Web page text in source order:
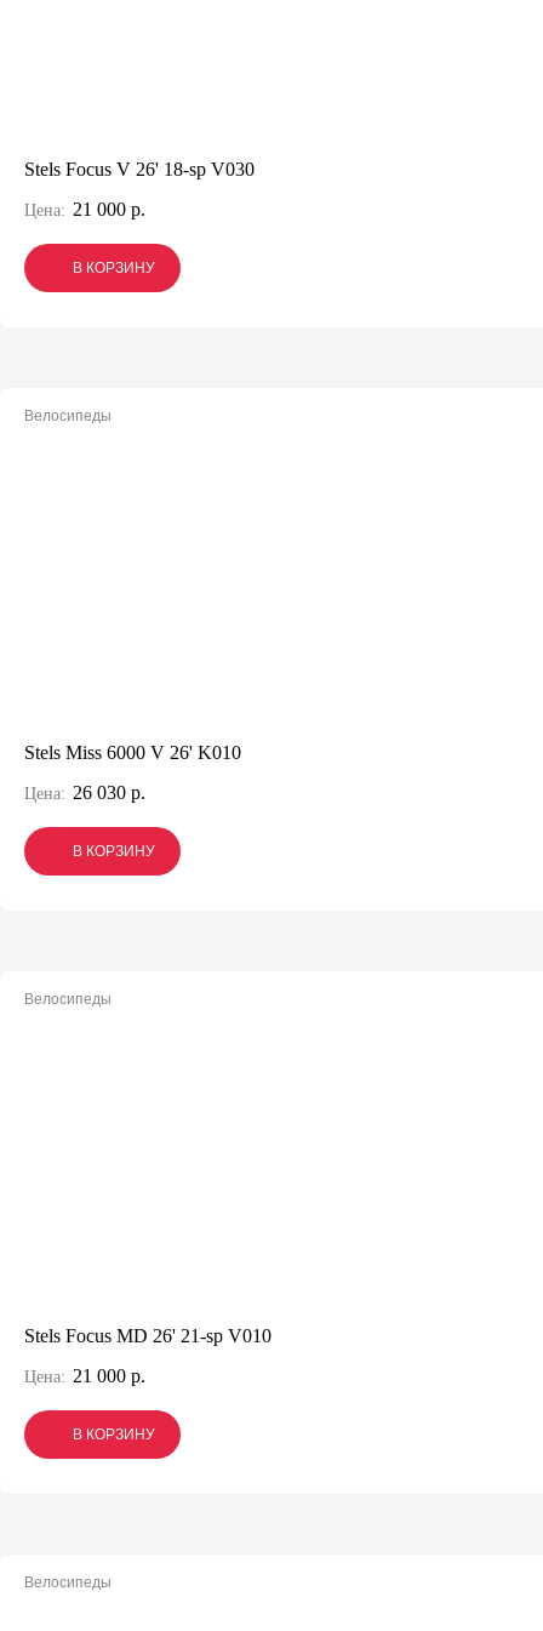
Stels Focus V 26' 18-sp V030
Цена: 21 000 р.
В КОРЗИНУ
В КОРЗИНУ
В КОРЗИНУ
Велосипеды
Stels Miss 6000 V 26' K010
Цена: 26 030 р.
В КОРЗИНУ
В КОРЗИНУ
В КОРЗИНУ
Велосипеды
Stels Focus MD 26' 21-sp V010
Цена: 21 000 р.
В КОРЗИНУ
В КОРЗИНУ
В КОРЗИНУ
Велосипеды